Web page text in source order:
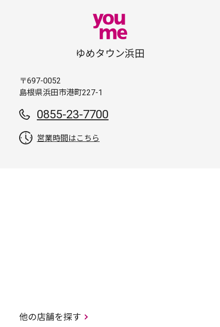
ゆめタウン浜田
〒697-0052
島根県浜田市港町227-1
0855-23-7700
営業時間はこちら
他の店舗を探す